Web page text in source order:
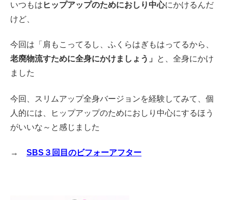
いつもは ヒップアップのためにおしり中心にかけるんだ
けど、
今回は「肩もこってるし、ふくらはぎもはってるから、
老廃物流すために全身にかけましょう」
と、全身にかけ
ました
今回、スリムアップ全身バージョンを経験してみて、個
人的には、ヒップアップのためにおしり中心にするほう
がいいな～と感じました
→ SBS３回目のビフォーアフター